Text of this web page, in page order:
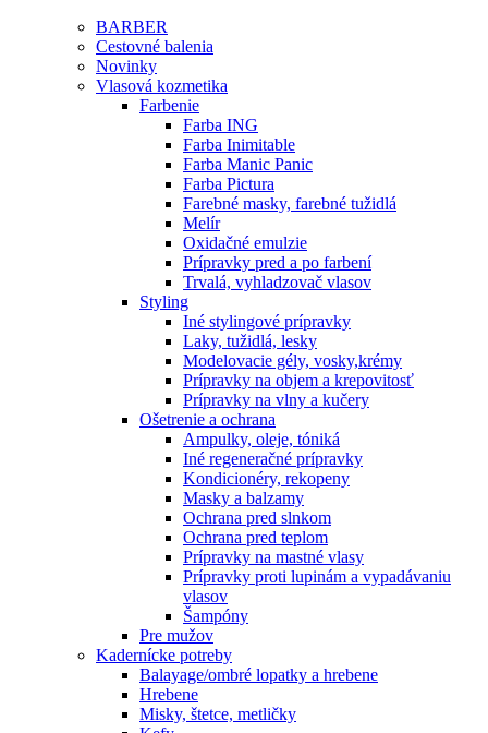
BARBER
Cestovné balenia
Novinky
Vlasová kozmetika
Farbenie
Farba ING
Farba Inimitable
Farba Manic Panic
Farba Pictura
Farebné masky, farebné tužidlá
Melír
Oxidačné emulzie
Prípravky pred a po farbení
Trvalá, vyhladzovač vlasov
Styling
Iné stylingové prípravky
Laky, tužidlá, lesky
Modelovacie gély, vosky,krémy
Prípravky na objem a krepovitosť
Prípravky na vlny a kučery
Ošetrenie a ochrana
Ampulky, oleje, tóniká
Iné regeneračné prípravky
Kondicionéry, rekopeny
Masky a balzamy
Ochrana pred slnkom
Ochrana pred teplom
Prípravky na mastné vlasy
Prípravky proti lupinám a vypadávaniu
vlasov
Šampóny
Pre mužov
Kadernícke potreby
Balayage/ombré lopatky a hrebene
Hrebene
Misky, štetce, metličky